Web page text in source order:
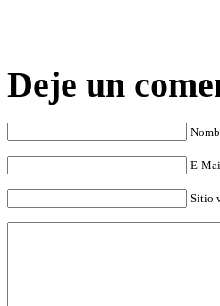
Deje un
E-
Sitio